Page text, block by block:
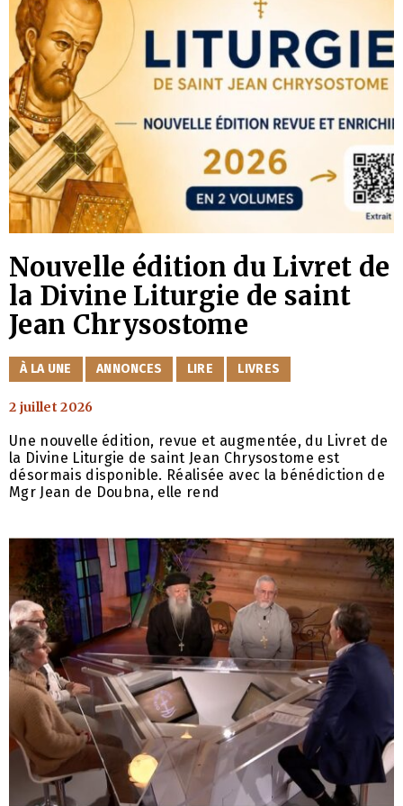
Nouvelle édition du Livret de
la Divine Liturgie de saint
Jean Chrysostome
CATÉGORIES
À LA UNE ANNONCES LIRE LIVRES
2 juillet 2026
Une nouvelle édition, revue et augmentée, du Livret de
la Divine Liturgie de saint Jean Chrysostome est
désormais disponible. Réalisée avec la bénédiction de
Mgr Jean de Doubna, elle rend